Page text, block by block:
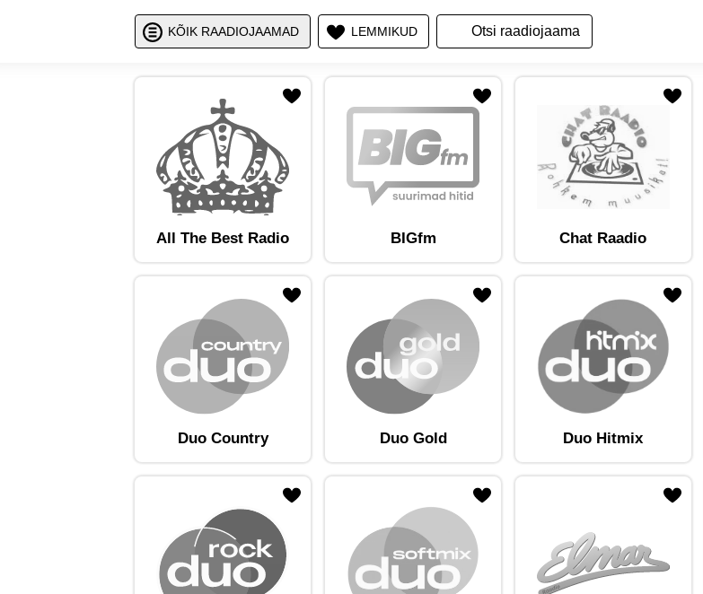
KÕIK RAADIOJAAMAD LEMMIKUD
Näita / peida raadiojaamade nimekirja
Näita raadiojaamu nimekirjana
Näita raadiojaamu ruudustikuna
All The Best Radio BIGfm Chat Raadio
Lisa raadiojaam lemmikute hulkaLisa raadiojaam lemmikute hulkaLisa raadiojaam lemmikute hulka
Duo Country Duo Gold Duo Hitmix
Lisa raadiojaam lemmikute hulkaLisa raadiojaam lemmikute hulkaLisa raadiojaam lemmikute hulka
Lisa raadiojaam lemmikute hulkaLisa raadiojaam lemmikute hulkaLisa raadiojaam lemmikute hulka